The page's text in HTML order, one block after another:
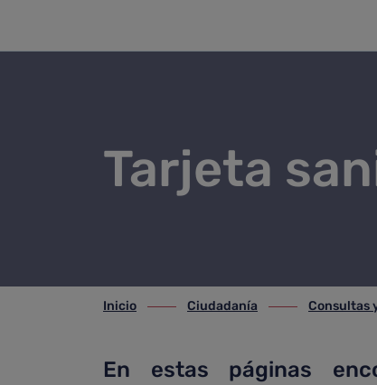
Tarjeta
ir-a inicio
Inicio
ir-a Ciudadanía
Ciudadanía
ir-a Consultas y
Consultas
En estas páginas